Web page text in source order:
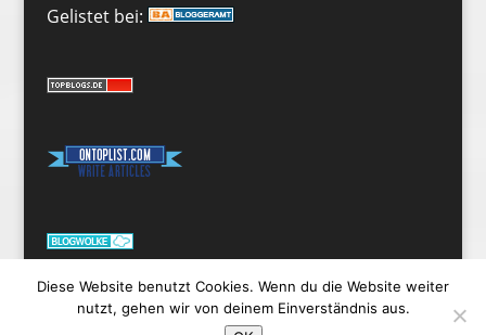
Gelistet bei:
Diese Website benutzt Cookies. Wenn du die Website weiter
nutzt, gehen wir von deinem Einverständnis aus.